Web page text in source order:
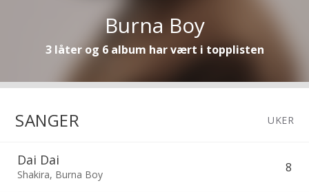
Burna Boy
3 låter og 6 album har vært i topplisten
SANGER UKER
Dai Dai
Shakira, Burna Boy 8